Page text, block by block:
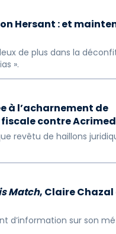
Hersant : et
de plus dans la
».
à l’acharnement de
contre Acrimed
revêtu de haillons
Match, Claire Chazal
d’information sur son